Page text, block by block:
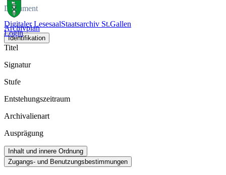
Digitaler LesesaalStaatsarchiv St.Gallen
Login
Dokument
Archivplan
Identifikation
Titel
Signatur
Stufe
Entstehungszeitraum
Archivalienart
Ausprägung
Inhalt und innere Ordnung
Zugangs- und Benutzungsbestimmungen